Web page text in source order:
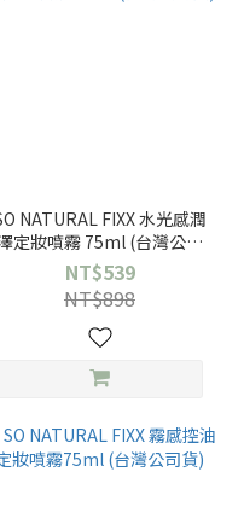
NATURAL FIXX 水光感潤
定妝噴霧 75ml (台灣公司
貨)
NT$539
NT$898